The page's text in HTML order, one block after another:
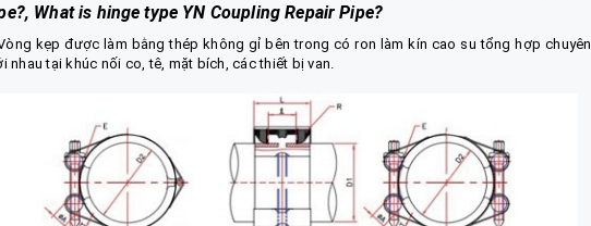
What is hinge type YN Coupling Repair Pipe?
kẹp được làm bằng thép không gỉ bên trong có ron làm kín cao su tổng hợp chuyên
tại khúc nối co, tê, mặt bích, các thiết bị van.